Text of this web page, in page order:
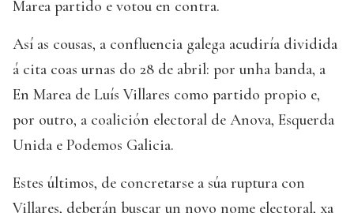
Marea partido e votou en contra.
Así as cousas, a confluencia galega acudiría dividida
á cita coas urnas do 28 de abril: por unha banda, a
En Marea de Luís Villares como partido propio e,
por outro, a coalición electoral de Anova, Esquerda
Unida e Podemos Galicia.
Estes últimos, de concretarse a súa ruptura con
Villares, deberán buscar un novo nome electoral, xa